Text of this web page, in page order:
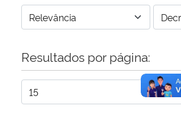
Gabinete de Segurança Institucional
Banco Central do Brasil
Planalto
Resultados por página: